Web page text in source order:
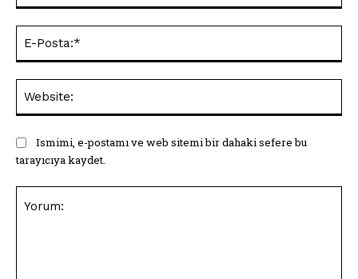
Ismimi, e-postamı ve web sitemi bir dahaki sefere bu
tarayıcıya kaydet.